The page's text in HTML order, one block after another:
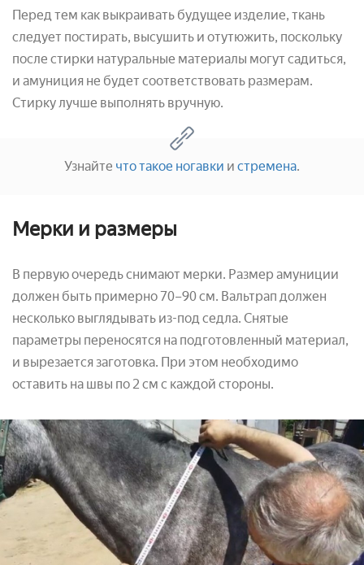
Перед тем как выкраивать будущее изделие, ткань
следует постирать, высушить и отутюжить, поскольку
после стирки натуральные материалы могут садиться,
и амуниция не будет соответствовать размерам.
Стирку лучше выполнять вручную.
Узнайте что такое ногавки и стремена.
Мерки и размеры
В первую очередь снимают мерки. Размер амуниции
должен быть примерно 70–90 см. Вальтрап должен
несколько выглядывать из-под седла. Снятые
параметры переносятся на подготовленный материал,
и вырезается заготовка. При этом необходимо
оставить на швы по 2 см с каждой стороны.